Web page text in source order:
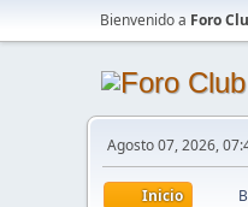
Bienvenido a Foro
Agosto 07, 2026,
Inicio